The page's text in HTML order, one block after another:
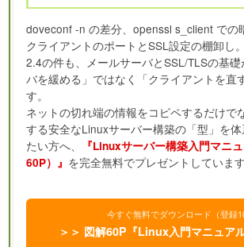
doveconf -n の差分、openssl s_client での
クライアントのポートとSSL設定の棚卸し
2.4の件も、メールサーバとSSL/TLSの基
バを緩める」ではなく「クライアントを直
す。
ネットの切れ端の情報をコピペするだけで
する安全なLinuxサーバー構築の「型」を
たい方へ、
『Linuxサーバー構築入門マニ
60P）』 を完全無料でプレゼントしています
今すぐ無料でダウンロード（登録
＞＞ 図解60P『Linux入門マニュア